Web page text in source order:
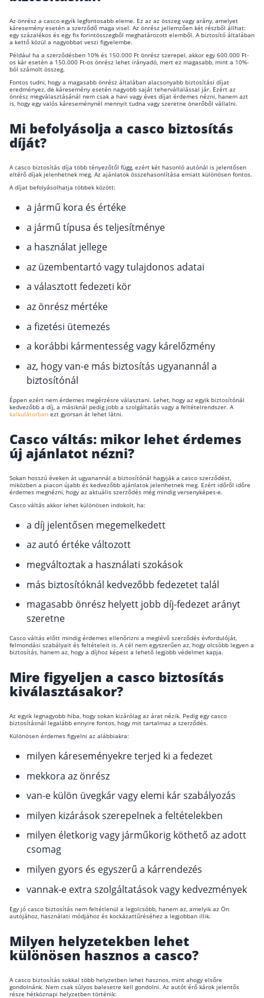
Az önrész a casco egyik legfontosabb eleme. Ez az az összeg vagy arány, amelyet
káresemény esetén a szerződő maga visel. Az önrész jellemzően két részből állhat:
egy százalékos és egy fix forintösszegből meghatározott elemből. A biztosító általában
a kettő közül a nagyobbat veszi figyelembe.
Például ha a szerződésben 10% és 150.000 Ft önrész szerepel, akkor egy 600.000 Ft-
os kár esetén a 150.000 Ft-os önrész lehet irányadó, mert ez magasabb, mint a 10%-
ból számolt összeg.
Fontos tudni, hogy a magasabb önrész általában alacsonyabb biztosítási díjat
eredményez, de káresemény esetén nagyobb saját tehervállalással jár. Ezért az
önrész megválasztásánál nem csak a havi vagy éves díjat érdemes nézni, hanem azt
is, hogy egy valós káreseménynél mennyit tudna vagy szeretne önerőből vállalni.
Mi befolyásolja a casco biztosítás
díját?
A casco biztosítás díja több tényezőtől függ, ezért két hasonló autónál is jelentősen
eltérő díjak jelenhetnek meg. Az ajánlatok összehasonlítása emiatt különösen fontos.
A díjat befolyásolhatja többek között:
a jármű kora és értéke
a jármű típusa és teljesítménye
a használat jellege
az üzembentartó vagy tulajdonos adatai
a választott fedezeti kör
az önrész mértéke
a fizetési ütemezés
a korábbi kármentesség vagy kárelőzmény
az, hogy van-e más biztosítás ugyanannál a
biztosítónál
Éppen ezért nem érdemes megérzésre választani. Lehet, hogy az egyik biztosítónál
kedvezőbb a díj, a másiknál pedig jobb a szolgáltatás vagy a feltételrendszer. A
kalkulátorban ezt gyorsan át lehet látni.
Casco váltás: mikor lehet érdemes
új ajánlatot nézni?
Sokan hosszú éveken át ugyanannál a biztosítónál hagyják a casco szerződést,
miközben a piacon újabb és kedvezőbb ajánlatok jelenhetnek meg. Ezért időről időre
érdemes megnézni, hogy az aktuális szerződés még mindig versenyképes-e.
Casco váltás akkor lehet különösen indokolt, ha:
a díj jelentősen megemelkedett
az autó értéke változott
megváltoztak a használati szokások
más biztosítóknál kedvezőbb fedezetet talál
magasabb önrész helyett jobb díj-fedezet arányt
szeretne
Casco váltás előtt mindig érdemes ellenőrizni a meglévő szerződés évfordulóját,
felmondási szabályait és feltételeit is. A cél nem egyszerűen az, hogy olcsóbb legyen a
biztosítás, hanem az, hogy a díjhoz képest a lehető legjobb védelmet kapja.
Mire figyeljen a casco biztosítás
kiválasztásakor?
Az egyik legnagyobb hiba, hogy sokan kizárólag az árat nézik. Pedig egy casco
biztosításnál legalább ennyire fontos, hogy mit tartalmaz a szerződés.
Különösen érdemes figyelni az alábbiakra:
milyen káreseményekre terjed ki a fedezet
mekkora az önrész
van-e külön üvegkár vagy elemi kár szabályozás
milyen kizárások szerepelnek a feltételekben
milyen életkorig vagy járműkorig köthető az adott
csomag
milyen gyors és egyszerű a kárrendezés
vannak-e extra szolgáltatások vagy kedvezmények
Egy jó casco biztosítás nem feltétlenül a legolcsóbb, hanem az, amelyik az Ön
autójához, használati módjához és kockázattűréséhez a legjobban illik.
Milyen helyzetekben lehet
különösen hasznos a casco?
A casco biztosítás sokkal több helyzetben lehet hasznos, mint ahogy elsőre
gondolnánk. Nem csak súlyos balesetre kell gondolni. Az autót érő károk jelentős
része hétköznapi helyzetben történik: